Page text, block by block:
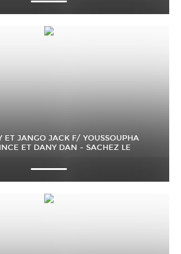
ET JANGO JACK F/ YOUSSOUPHA
ET DANY DAN – SACHEZ LE